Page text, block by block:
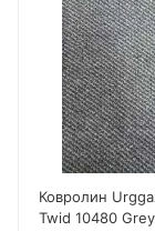
Ковролин
Twid 10480